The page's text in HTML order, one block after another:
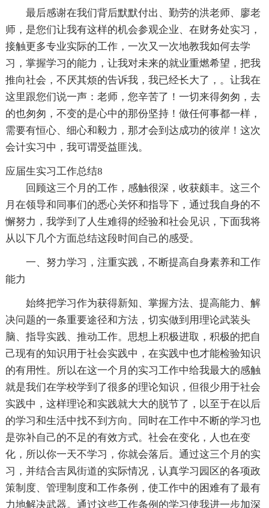
最后感谢在我们背后默默付出、勤劳的洪老师、廖老
师，是您们让我有这样的机会参观企业、在财务处实习，
接触更多专业实际的工作，一次又一次地教我如何去学
习，掌握学习的能力，让我对未来的就业重燃希望，把我
推向社会，不厌其烦的告诉我，我已经长大了，。让我在
这里跟您们说一声：老师，您辛苦了！一切来得匆匆，去
的也匆匆，不变的是心中的那份坚持！做任何事都一样，
需要有恒心、细心和毅力，那才会到达成功的彼岸！这次
会计实习中，我可谓受益匪浅。
应届生实习工作总结8
回顾这三个月的工作，感触很深，收获颇丰。这三个
月在领导和同事们的悉心关怀和指导下，通过我自身的不
懈努力，我学到了人生难得的经验和社会见识，下面我将
从以下几个方面总结这段时间自己的感受。
一、努力学习，注重实践，不断提高自身素养和工作
能力
始终把学习作为获得新知、掌握方法、提高能力、解
决问题的一条重要途径和方法，切实做到用理论武装头
脑、指导实践、推动工作。思想上积极进取，积极的把自
己现有的知识用于社会实践中，在实践中也才能检验知识
的有用性。所以在这一个月的实习工作中给我最大的感触
就是我们在学校学到了很多的理论知识，但很少用于社会
实践中，这样理论和实践就大大的脱节了，以至于在以后
的学习和生活中找不到方向。同时在工作中不断的学习也
是弥补自己的不足的有效方式。社会在变化，人也在变
化，所以你一天不学习，你就会落后。通过这三个月的实
习，并结合吉凤街道的实际情况，认真学习园区的各项政
策制度、管理制度和工作条例，使工作中的困难有了最有
力地解决武器。通过这些工作条例的学习使我进一步加深